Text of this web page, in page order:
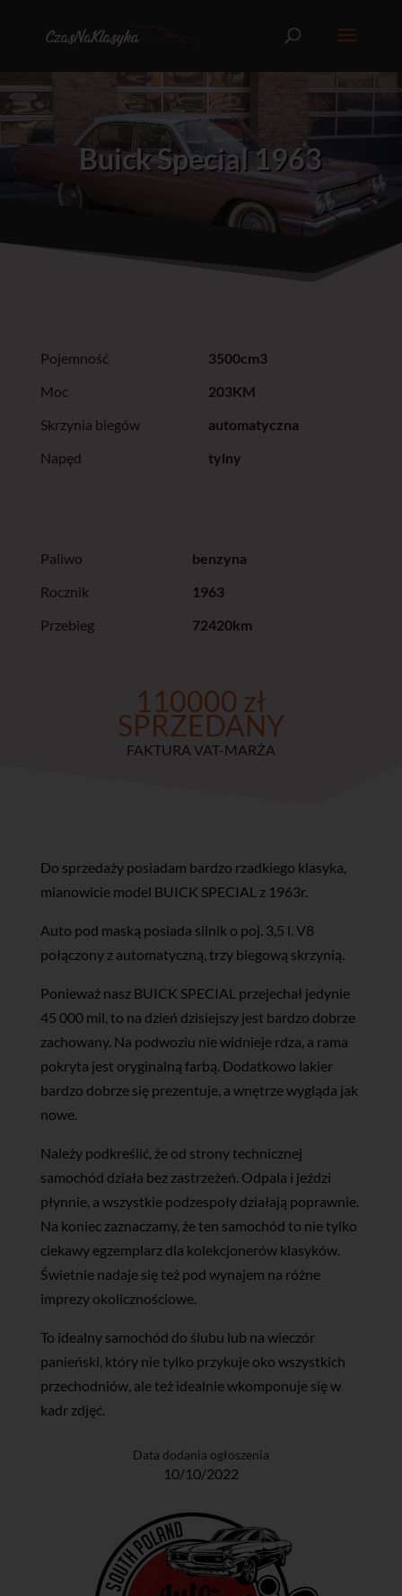
Buick Special 1963
Pojemność
3500cm3
Moc
203KM
Skrzynia biegów
automatyczna
Napęd
tylny
Paliwo
benzyna
Rocznik
1963
Przebieg
72420km
110000 zł
SPRZEDANY
FAKTURA VAT-MARŻA
Do sprzedaży posiadam bardzo rzadkiego klasyka,
mianowicie model BUICK SPECIAL z 1963r.
Auto pod maską posiada silnik o poj. 3,5 l. V8
połączony z automatyczną, trzy biegową skrzynią.
Ponieważ nasz BUICK SPECIAL przejechał jedynie
45 000 mil, to na dzień dzisiejszy jest bardzo dobrze
zachowany. Na podwoziu nie widnieje rdza, a rama
pokryta jest oryginalną farbą. Dodatkowo lakier
bardzo dobrze się prezentuje, a wnętrze wygląda jak
nowe.
Należy podkreślić, że od strony technicznej
samochód działa bez zastrzeżeń. Odpala i jeździ
płynnie, a wszystkie podzespoły działają poprawnie.
Na koniec zaznaczamy, że ten samochód to nie tylko
ciekawy egzemplarz dla kolekcjonerów klasyków.
Świetnie nadaje się też pod wynajem na różne
imprezy okolicznościowe.
To idealny samochód do ślubu lub na wieczór
panieński, który nie tylko przykuje oko wszystkich
przechodniów, ale też idealnie wkomponuje się w
kadr zdjęć.
Data dodania ogłoszenia
10/10/2022